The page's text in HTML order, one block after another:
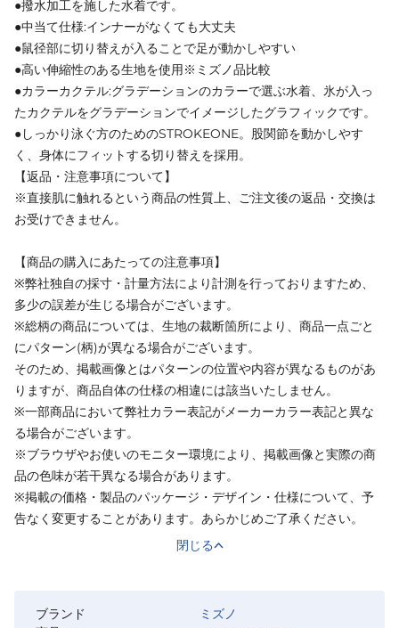
●撥水加工を施した水着です。
●中当て仕様:インナーがなくても大丈夫
●鼠径部に切り替えが入ることで足が動かしやすい
●高い伸縮性のある生地を使用※ミズノ品比較
●カラーカクテル:グラデーションのカラーで選ぶ水着、氷が入っ
たカクテルをグラデーションでイメージしたグラフィックです。
●しっかり泳ぐ方のためのSTROKEONE。股関節を動かしやす
く、身体にフィットする切り替えを採用。
【返品・注意事項について】
※直接肌に触れるという商品の性質上、ご注文後の返品・交換は
お受けできません。
【商品の購入にあたっての注意事項】
※弊社独自の採寸・計量方法により計測を行っておりますため、
多少の誤差が生じる場合がございます。
※総柄の商品については、生地の裁断箇所により、商品一点ごと
にパターン(柄)が異なる場合がございます。
そのため、掲載画像とはパターンの位置や内容が異なるものがあ
りますが、商品自体の仕様の相違には該当いたしません。
※一部商品において弊社カラー表記がメーカーカラー表記と異な
る場合がございます。
※ブラウザやお使いのモニター環境により、掲載画像と実際の商
品の色味が若干異なる場合があります。
※掲載の価格・製品のパッケージ・デザイン・仕様について、予
告なく変更することがあります。あらかじめご了承ください。
閉じる
ブランド
ミズノ